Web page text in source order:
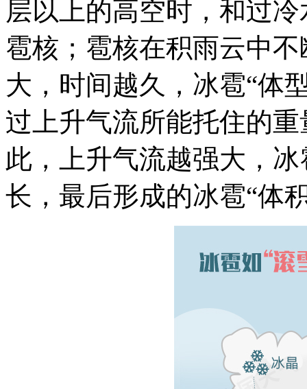
层以上的高空时，和过
雹核；雹核在积雨云中
大，时间越久，冰雹“体
过上升气流所能托住的
此，上升气流越强大，
长，最后形成的冰雹“体